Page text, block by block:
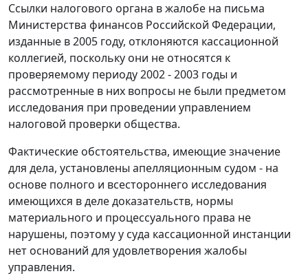
Ссылки налогового органа в жалобе на письма
Министерства финансов Российской Федерации,
изданные в 2005 году, отклоняются кассационной
коллегией, поскольку они не относятся к
проверяемому периоду 2002 - 2003 годы и
рассмотренные в них вопросы не были предметом
исследования при проведении управлением
налоговой проверки общества.
Фактические обстоятельства, имеющие значение
для дела, установлены апелляционным судом - на
основе полного и всестороннего исследования
имеющихся в деле доказательств, нормы
материального и процессуального права не
нарушены, поэтому у суда кассационной инстанции
нет оснований для удовлетворения жалобы
управления.